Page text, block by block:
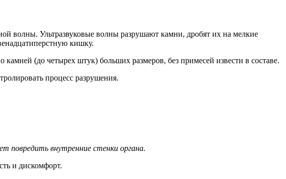
волны. Ультразвуковые волны разрушают камни, дробят их на мелкие
кишку.
(до четырех штук) больших размеров, без примесей извести в составе.
процесс разрушения.
повредить внутренние стенки органа.
и дискомфорт.